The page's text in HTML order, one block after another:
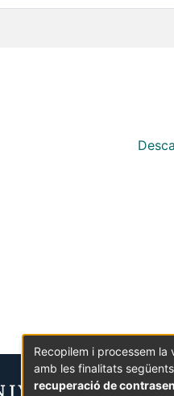
Recopilem i processem
amb les finalitats
recuperació de